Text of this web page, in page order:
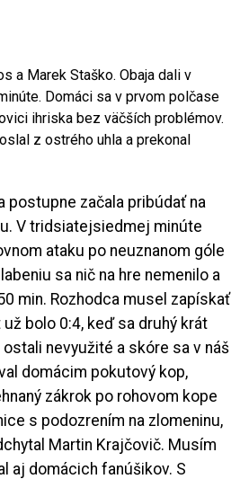
a Marek Staško. Obaja dali v
Domáci sa v prvom polčase
ihriska bez väčších problémov.
z ostrého uhla a prekonal
postupne začala pribúdať na
V tridsiatejsiedmej minúte
ataku po neuznanom góle
sa nič na hre nemenilo a
min. Rozhodca musel zapískať
bolo 0:4, keď sa druhý krát
nevyužité a skóre sa v náš
domácim pokutový kop,
zákrok po rohovom kope
s podozrením na zlomeninu,
Martin Krajčovič. Musím
aj domácich fanúšikov. S